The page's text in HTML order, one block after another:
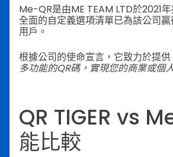
Me-QR是由ME TEAM LTD於2021
全面的自定義選項清單已為該公司
用戶。
根據公司的使命宣言，它致力於提供
多功能的QR碼，實現您的商業或個
QR TIGER vs
能比較